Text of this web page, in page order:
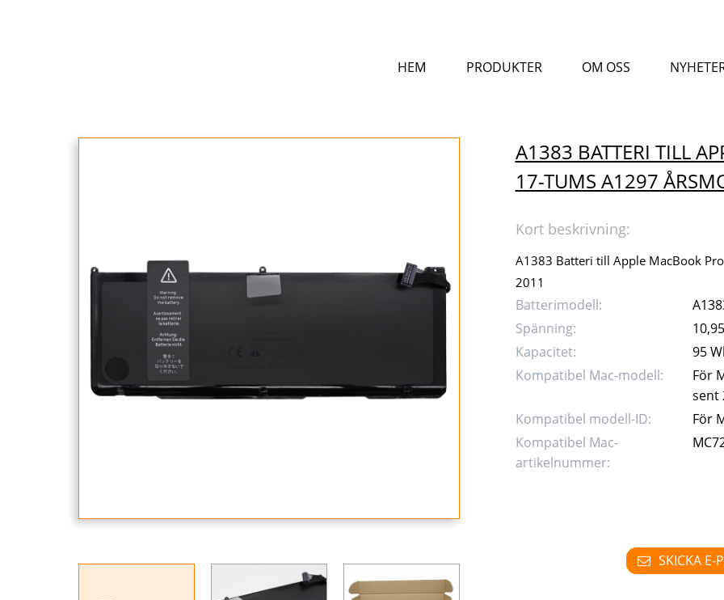
HEM PRODUKTER OM OSS
A1383 BATTERI TILL
17-TUMS A1297
Kort beskrivning:
A1383 Batteri till Apple MacBook
2011
Batterimodell:
Spänning:
Kapacitet:
95
Kompatibel Mac-modell:
För
sent
Kompatibel modell-ID:
För
Kompatibel Mac-
artikelnummer:
SKICKA E-